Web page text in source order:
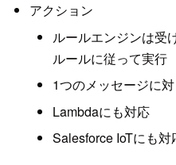
アクション
ルールエンジンは受
ルールに従って実行
1つのメッセージに
Lambdaにも対応
Salesforce IoTにも対